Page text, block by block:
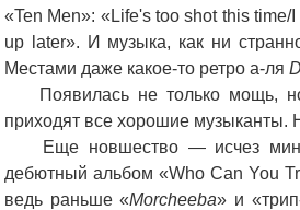
«Ten Men»: «Life's too shot this
up later». И музыка, как ни
Местами даже какое-то ретро а-ля
Появилась не только мощь, но
приходят все хорошие музыканты.
Еще новшество — исчез
дебютный альбом «Who Can You
ведь раньше «Morcheeba» и